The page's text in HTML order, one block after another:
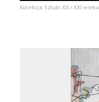
Kolekcja Sztuki XX i XXI wieku